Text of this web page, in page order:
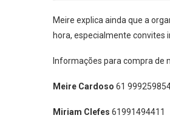
Meire explica ainda que a
hora, especialmente convites
Informações para compra de
Meire Cardoso 61
Miriam Clefes 61991494411